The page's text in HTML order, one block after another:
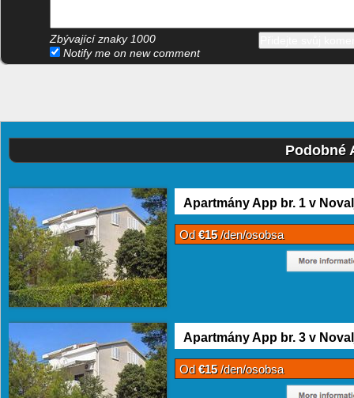
Zbývající znaky 1000
Notify me on new comment
Podobné
Apartmány App br. 1 v
Od€15/den/osobsa
Apartmány App br. 3 v
Od€15/den/osobsa